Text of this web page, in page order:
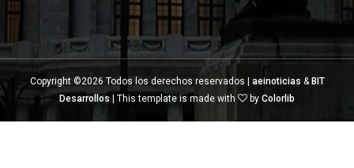
Copyright ©2026 Todos los derechos reservados | aeinoticias & BIT
Desarrollos | This template is made with by Colorlib